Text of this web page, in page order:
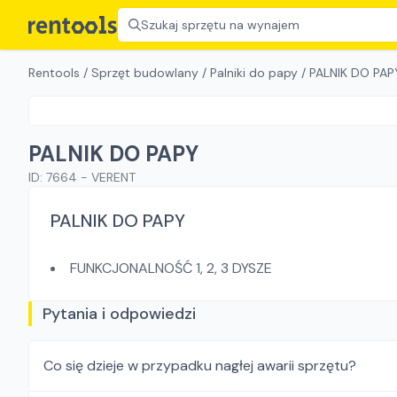
Szukaj sprzętu na wynajem
Rentools / Sprzęt budowlany / Palniki do papy / PALNIK DO
PALNIK DO PAPY
ID: 7664 - VERENT
PALNIK DO PAPY
FUNKCJONALNOŚĆ 1, 2, 3 DYSZE
Pytania i odpowiedzi
Co się dzieje w przypadku nagłej awarii sprzętu?